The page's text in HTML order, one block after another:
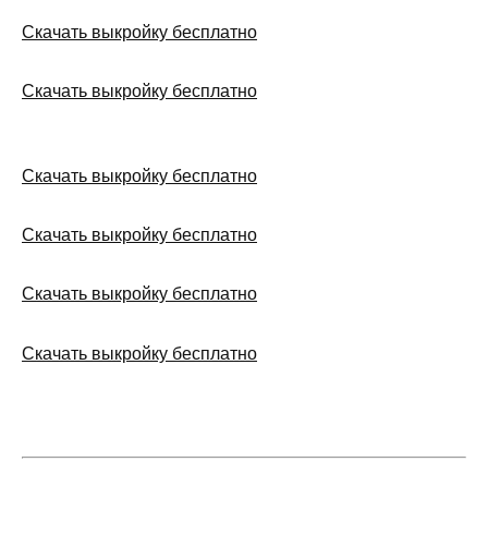
Скачать выкройку бесплатно
Скачать выкройку бесплатно
Скачать выкройку бесплатно
Скачать выкройку бесплатно
Скачать выкройку бесплатно
Скачать выкройку бесплатно